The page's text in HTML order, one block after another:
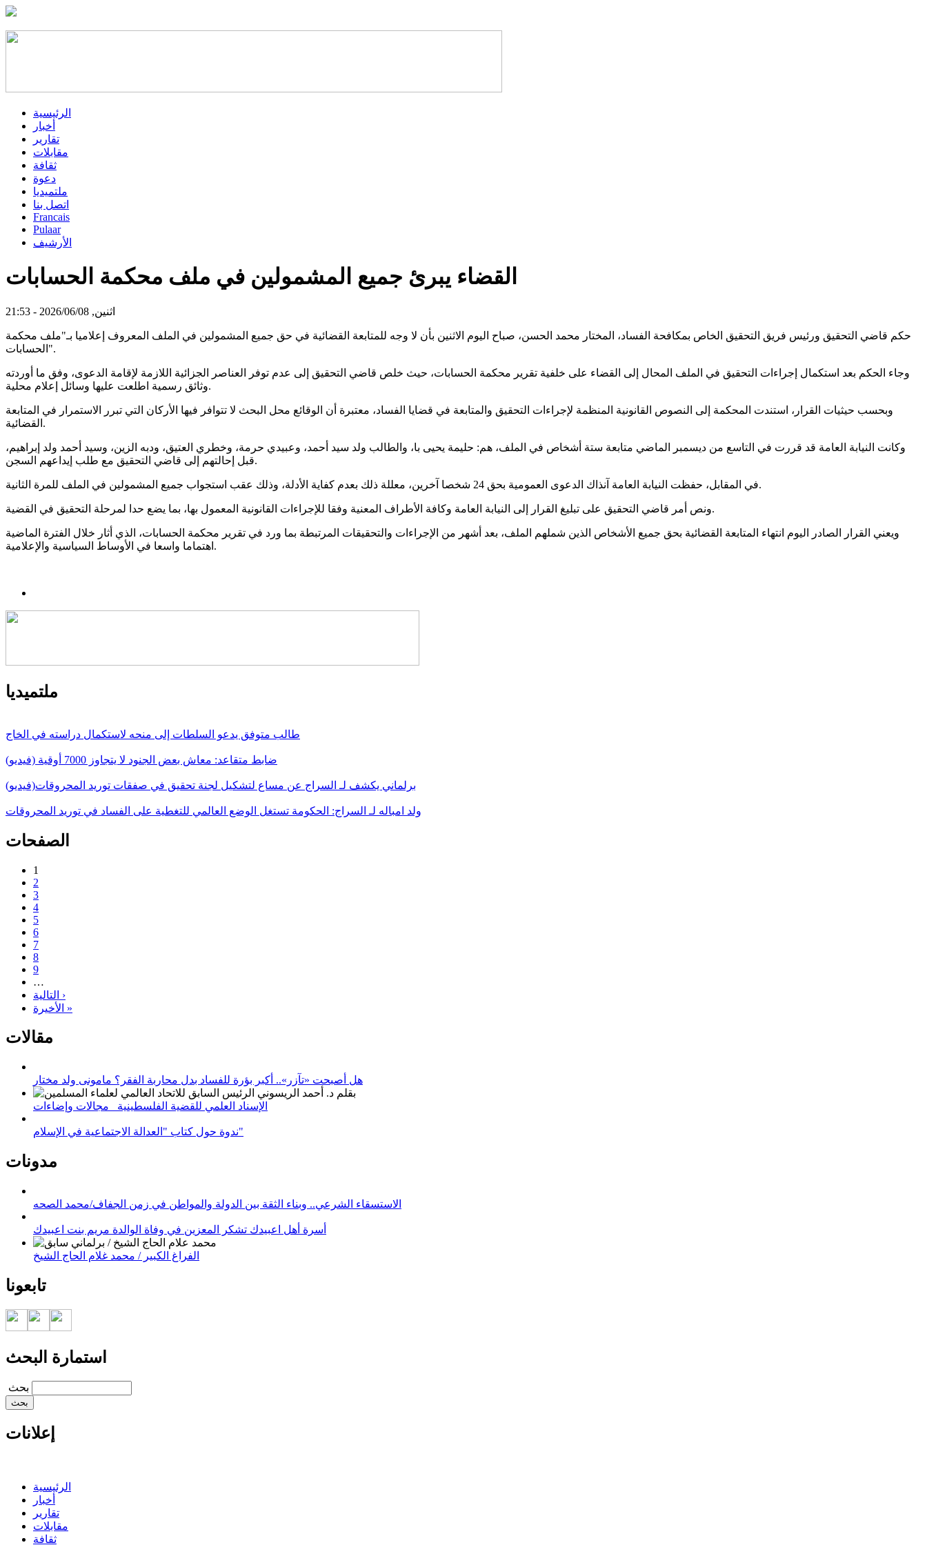
الرئيسية
أخبار
تقارير
مقابلات
ثقافة
دعوة
ملتميديا
اتصل بنا
Francais
Pulaar
الأرشيف
القضاء يبرئ جميع المشمولين في ملف محكمة الحسابات
اثنين, 2026/06/08 - 21:53
حكم قاضي التحقيق ورئيس فريق التحقيق الخاص بمكافحة الفساد، المختار محمد الحسن، صباح اليوم الاثنين بأن لا وجه للمتابعة القضائية في حق جميع المشمولين في الملف المعروف إعلاميا بـ"ملف محكمة
الحسابات".
وجاء الحكم بعد استكمال إجراءات التحقيق في الملف المحال إلى القضاء على خلفية تقرير محكمة الحسابات، حيث خلص قاضي التحقيق إلى عدم توفر العناصر الجزائية اللازمة لإقامة الدعوى، وفق ما أوردته
وثائق رسمية اطلعت عليها وسائل إعلام محلية.
وبحسب حيثيات القرار، استندت المحكمة إلى النصوص القانونية المنظمة لإجراءات التحقيق والمتابعة في قضايا الفساد، معتبرة أن الوقائع محل البحث لا تتوافر فيها الأركان التي تبرر الاستمرار في المتابعة
القضائية.
وكانت النيابة العامة قد قررت في التاسع من ديسمبر الماضي متابعة ستة أشخاص في الملف، هم: حليمة يحيى با، والطالب ولد سيد أحمد، وعبيدي حرمة، وخطري العتيق، ودبه الزين، وسيد أحمد ولد إبراهيم،
قبل إحالتهم إلى قاضي التحقيق مع طلب إيداعهم السجن.
في المقابل، حفظت النيابة العامة آنذاك الدعوى العمومية بحق 24 شخصا آخرين، معللة ذلك بعدم كفاية الأدلة، وذلك عقب استجواب جميع المشمولين في الملف للمرة الثانية.
ونص أمر قاضي التحقيق على تبليغ القرار إلى النيابة العامة وكافة الأطراف المعنية وفقا للإجراءات القانونية المعمول بها، بما يضع حدا لمرحلة التحقيق في القضية.
ويعني القرار الصادر اليوم انتهاء المتابعة القضائية بحق جميع الأشخاص الذين شملهم الملف، بعد أشهر من الإجراءات والتحقيقات المرتبطة بما ورد في تقرير محكمة الحسابات، الذي أثار خلال الفترة الماضية
اهتماما واسعا في الأوساط السياسية والإعلامية.
ملتميديا
طالب متوفق يدعو السلطات إلى منحه لاستكمال دراسته في الخاج
ضابط متقاعد: معاش بعض الجنود لا يتجاوز 7000 أوقية (فيديو)
برلماني يكشف لـ السراج عن مساع لتشكيل لجنة تحقيق في صفقات توريد المحروقات(فيديو)
ولد امباله لـ السراج: الحكومة تستغل الوضع العالمي للتغطية على الفساد في توريد المحروقات
الصفحات
1
2
3
4
5
6
7
8
9
…
التالية ›
الأخيرة »
مقالات
هل أصبحت «تآزر».. أكبر بؤرة للفساد بدل محاربة الفقر؟ مامونى ولد مختار
الإسناد العلمي للقضية الفلسطينية_ مجالات وإضاءات
ندوة حول كتاب "العدالة الاجتماعية في الإسلام"
مدونات
الاستسقاء الشرعي.. وبناء الثقة بين الدولة والمواطن في زمن الجفاف/محمد الصحه
أسرة أهل اعبيدك تشكر المعزين في وفاة الوالدة مريم بنت اعبيدك
الفراغ الكبير / محمد غلام الحاج الشيخ
تابعونا
استمارة البحث
‏بحث ‏
إعلانات
الرئيسية
أخبار
تقارير
مقابلات
ثقافة